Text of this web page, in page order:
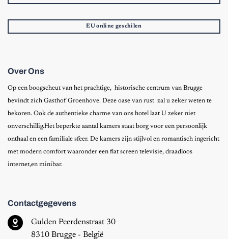
EU online geschilen
Over Ons
Op een boogscheut van het prachtige, historische centrum van Brugge
bevindt zich Gasthof Groenhove. Deze oase van rust zal u zeker weten te
bekoren. Ook de authentieke charme van ons hotel laat U zeker niet
onverschillig.Het beperkte aantal kamers staat borg voor een persoonlijk
onthaal en een familiale sfeer. De kamers zijn stijlvol en romantisch ingericht
met modern comfort waaronder een flat screen televisie, draadloos
internet,en minibar.
Contactgegevens
Gulden Peerdenstraat 30
8310 Brugge - België